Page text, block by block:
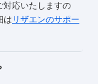
対応いたしますの
は リザエンのサポー